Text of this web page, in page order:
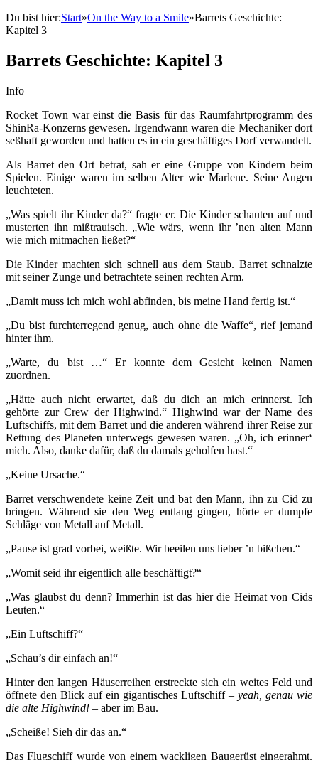
Du bist hier:Start»On the Way to a Smile»Barrets Geschichte:
Kapitel 3
Barrets Geschichte: Kapitel 3
Info
Rocket Town war einst die Basis für das Raumfahrtprogramm des
ShinRa-Konzerns gewesen. Irgendwann waren die Mechaniker dort
seßhaft geworden und hatten es in ein geschäftiges Dorf verwandelt.
Als Barret den Ort betrat, sah er eine Gruppe von Kindern beim
Spielen. Einige waren im selben Alter wie Marlene. Seine Augen
leuchteten.
„Was spielt ihr Kinder da?“ fragte er. Die Kinder schauten auf und
musterten ihn mißtrauisch. „Wie wärs, wenn ihr ’nen alten Mann
wie mich mitmachen ließet?“
Die Kinder machten sich schnell aus dem Staub. Barret schnalzte
mit seiner Zunge und betrachtete seinen rechten Arm.
„Damit muss ich mich wohl abfinden, bis meine Hand fertig ist.“
„Du bist furchterregend genug, auch ohne die Waffe“, rief jemand
hinter ihm.
„Warte, du bist …“ Er konnte dem Gesicht keinen Namen
zuordnen.
„Hätte auch nicht erwartet, daß du dich an mich erinnerst. Ich
gehörte zur Crew der Highwind.“ Highwind war der Name des
Luftschiffs, mit dem Barret und die anderen während ihrer Reise zur
Rettung des Planeten unterwegs gewesen waren. „Oh, ich erinner‘
mich. Also, danke dafür, daß du damals geholfen hast.“
„Keine Ursache.“
Barret verschwendete keine Zeit und bat den Mann, ihn zu Cid zu
bringen. Während sie den Weg entlang gingen, hörte er dumpfe
Schläge von Metall auf Metall.
„Pause ist grad vorbei, weißte. Wir beeilen uns lieber ’n bißchen.“
„Womit seid ihr eigentlich alle beschäftigt?“
„Was glaubst du denn? Immerhin ist das hier die Heimat von Cids
Leuten.“
„Ein Luftschiff?“
„Schau’s dir einfach an!“
Hinter den langen Häuserreihen erstreckte sich ein weites Feld und
öffnete den Blick auf ein gigantisches Luftschiff – yeah, genau wie
die alte Highwind! – aber im Bau.
„Scheiße! Sieh dir das an.“
Das Flugschiff wurde von einem wackligen Baugerüst eingerahmt.